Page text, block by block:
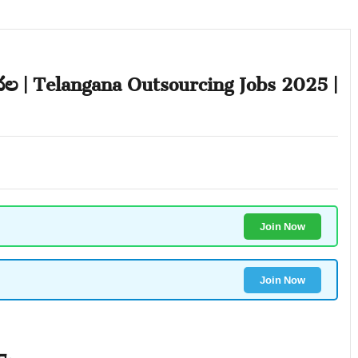
Outsourcing Jobs 2025 |
Join Now
Join Now